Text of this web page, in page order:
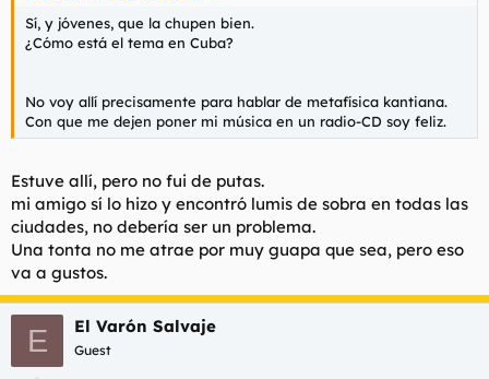
Sí, y jóvenes, que la chupen bien.
¿Cómo está el tema en Cuba?
No voy allí precisamente para hablar de metafísica kantiana.
Con que me dejen poner mi música en un radio-CD soy feliz.
Estuve allí, pero no fui de putas.
mi amigo sí lo hizo y encontró lumis de sobra en todas las
ciudades, no debería ser un problema.
Una tonta no me atrae por muy guapa que sea, pero eso
va a gustos.
E El Varón Salvaje
Guest